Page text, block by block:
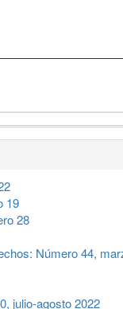
19
28
Número 44,
julio-agosto 2022